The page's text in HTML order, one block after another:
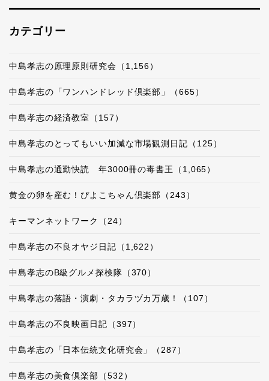
カテゴリー
中島孝志の原理原則研究会（1,156）
中島孝志の「ワンハンドレッド倶楽部」（665）
中島孝志の経済教室（157）
中島孝志のとってもいい加減な市場観測日記（125）
中島孝志の通勤快読 年3000冊の毒書王（1,065）
黄金の卵を産む！ぴよこちゃん倶楽部（243）
キーマンネットワーク（24）
中島孝志の不良オヤジ日記（1,622）
中島孝志のB級グルメ探検隊（370）
中島孝志の落語・演劇・タカラヅカ万歳！（107）
中島孝志の不良映画日記（397）
中島孝志の「日本伝統文化研究会」（287）
中島孝志の美食倶楽部（532）